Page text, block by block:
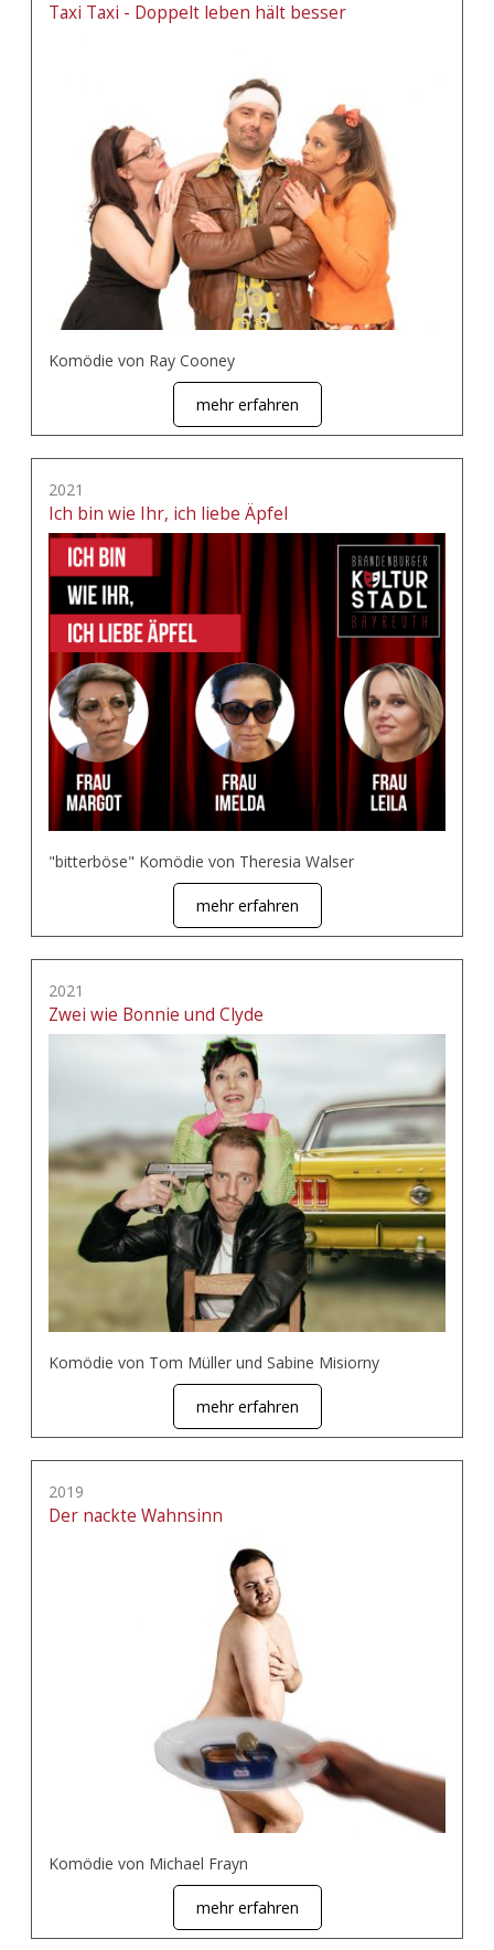
Taxi Taxi - Doppelt leben hält besser
Komödie von Ray Cooney
mehr erfahren
2021
Ich bin wie Ihr, ich liebe Äpfel
"bitterböse" Komödie von Theresia Walser
mehr erfahren
2021
Zwei wie Bonnie und Clyde
Komödie von Tom Müller und Sabine Misiorny
mehr erfahren
2019
Der nackte Wahnsinn
Komödie von Michael Frayn
mehr erfahren